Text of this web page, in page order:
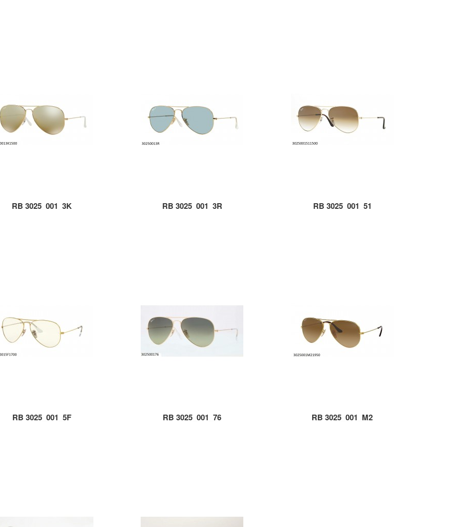
RB 3025_001_3K RB 3025_001_3R RB 3025_001_51
RB 3025_001_5F RB 3025_001_76 RB 3025_001_M2